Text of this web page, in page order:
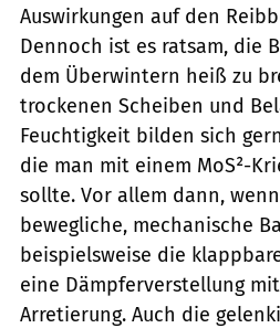
Aus­wirkungen auf den
Dennoch ist es ratsam, die
dem Überwintern heiß zu
trockenen Scheiben und
Feuchtigkeit bilden sich
die man mit einem MoS²-
sollte. Vor allem dann,
bewegliche, mechanische
beispielsweise die
eine Dämpferverstellung
Arretierung. Auch die